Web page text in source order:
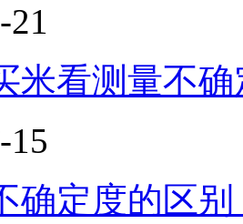
21
米看测量不
15
确定度的区